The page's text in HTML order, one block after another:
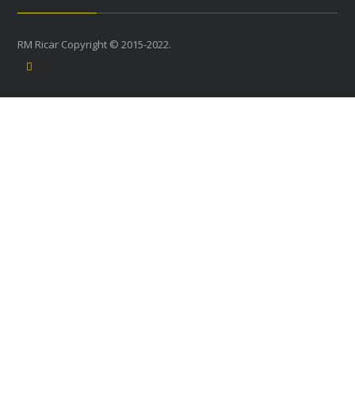
RM Ricar Copyright © 2015-2022.